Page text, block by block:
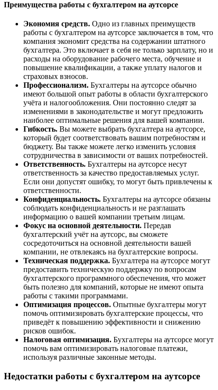
Преимущества работы с бухгалтером на аутсорсе
Экономия средств. Одно из главных преимуществ
работы с бухгалтером на аутсорсе заключается в том, что
компания экономит средства на содержании штатного
бухгалтера. Это включает в себя не только зарплату, но и
расходы на оборудование рабочего места, обучение и
повышение квалификации, а также уплату налогов и
страховых взносов.
Профессионализм. Бухгалтеры на аутсорсе обычно
имеют большой опыт работы в области бухгалтерского
учёта и налогообложения. Они постоянно следят за
изменениями в законодательстве и могут предложить
наиболее оптимальные решения для вашей компании.
Гибкость. Вы можете выбрать бухгалтера на аутсорсе,
который будет соответствовать вашим потребностям и
бюджету. Вы также можете легко изменить условия
сотрудничества в зависимости от ваших потребностей.
Ответственность. Бухгалтеры на аутсорсе несут
ответственность за качество предоставляемых услуг.
Если они допустят ошибку, то могут быть привлечены к
ответственности.
Конфиденциальность. Бухгалтеры на аутсорсе обязаны
соблюдать конфиденциальность и не разглашать
информацию о вашей компании третьим лицам.
Фокус на основной деятельности. Передав
бухгалтерский учёт на аутсорс, вы сможете
сосредоточиться на основной деятельности вашей
компании, не отвлекаясь на бухгалтерские вопросы.
Техническая поддержка. Бухгалтера на аутсорсе могут
предоставить техническую поддержку по вопросам
бухгалтерского программного обеспечения, что может
быть полезно для компаний, которые не имеют опыта
работы с такими программами.
Оптимизация процессов. Опытные бухгалтеры могут
помочь оптимизировать бухгалтерские процессы, что
приведёт к повышению эффективности и снижению
рисков ошибок.
Налоговая оптимизация. Бухгалтеры на аутсорсе могут
помочь вам оптимизировать налоговые платежи,
используя различные законные методы.
Недостатки работы с бухгалтером на аутсорсе